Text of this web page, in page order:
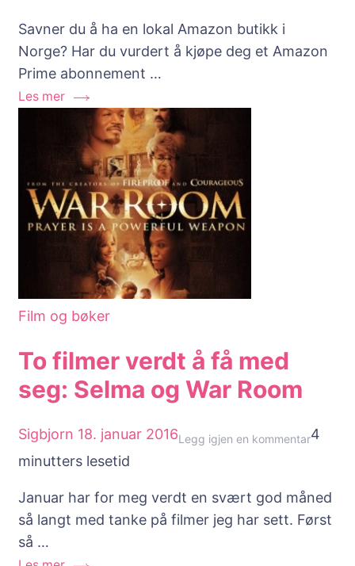
Prime
Video
verdt
Savner du å ha en lokal Amazon butikk i
Norge? Har du vurdert å kjøpe deg et Amazon
Prime abonnement …
Les mer
Film og bøker
To filmer verdt å få med
seg: Selma og War Room
Sigbjorn 18. januar 2016Legg igjen en kommentartil
verdt
å
4
minutters lesetid
Januar har for meg verdt en svært god måned
så langt med tanke på filmer jeg har sett. Først
så …